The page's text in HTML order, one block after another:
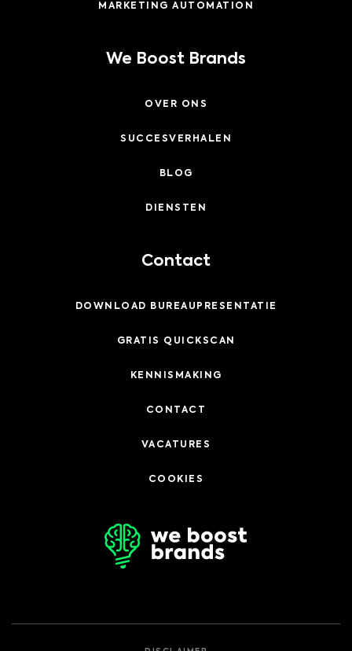
MARKETING AUTOMATION
We Boost Brands
OVER ONS
SUCCESVERHALEN
BLOG
DIENSTEN
Contact
DOWNLOAD BUREAUPRESENTATIE
GRATIS QUICKSCAN
KENNISMAKING
CONTACT
VACATURES
COOKIES